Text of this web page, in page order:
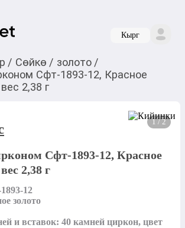
Кырг
/ Сөйкө / золото /
Сфт-1893-12, Красное
2,38 г
1 / 2
Сфт-1893-12, Красное
2,38 г
12
золото
и вставок: 40 камней циркон, цвет